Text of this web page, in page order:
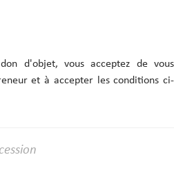
d'objet, vous acceptez de vous
et à accepter les conditions ci-